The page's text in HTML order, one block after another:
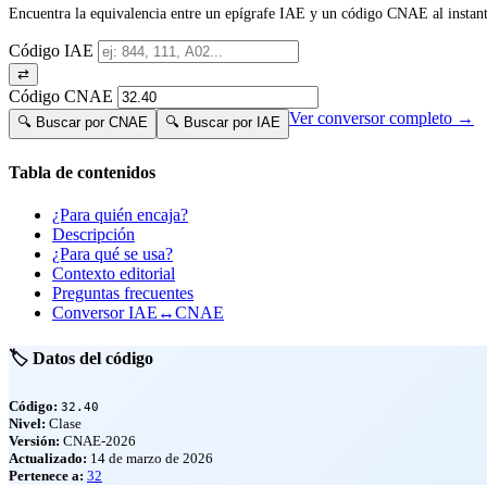
Encuentra la equivalencia entre un epígrafe IAE y un código CNAE al
Código IAE
⇄
Código CNAE
🔍 Buscar por CNAE 🔍 Buscar por IAE Ver conversor completo →
Tabla de contenidos
¿Para quién encaja?
Descripción
¿Para qué se usa?
Contexto editorial
Preguntas frecuentes
Conversor IAE↔CNAE
🏷️ Datos del código
Código: 32.40
Nivel: Clase
Versión: CNAE-2026
Actualizado: 14 de marzo de 2026
Pertenece a: 32